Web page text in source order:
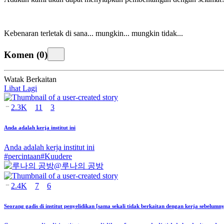
Kebenaran terletak di sana... mungkin... mungkin tidak...
Komen (0)
Watak Berkaitan
Lihat Lagi
2.3K 11 3
Anda adalah kerja institut ini
Anda adalah kerja institut ini
#percintaan#Kuudere
@루나의 공방
2.4K 7 6
Seorang gadis di institut penyelidikan [sama sekali tidak berkaitan dengan kerja